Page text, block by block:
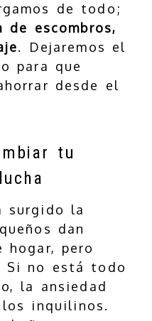
de todo;
escombros,
. Dejaremos el
para que
desde el
tu
surgido la
dan
hogar, pero
Si no está todo
la ansiedad
inquilinos.